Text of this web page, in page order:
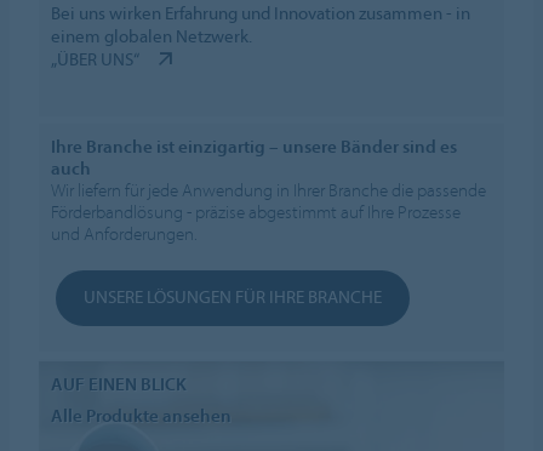
Bei uns wirken Erfahrung und Innovation zusammen - in
einem globalen Netzwerk.
„ÜBER UNS“
Ihre Branche ist einzigartig – unsere Bänder sind es
auch
Wir liefern für jede Anwendung in Ihrer Branche die passende
Förderbandlösung - präzise abgestimmt auf Ihre Prozesse
und Anforderungen.
UNSERE LÖSUNGEN FÜR IHRE BRANCHE
AUF EINEN BLICK
Alle Produkte ansehen